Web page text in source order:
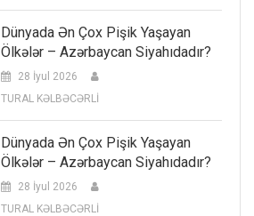
Dünyada Ən Çox Pişik Yaşayan
Ölkələr – Azərbaycan Siyahıdadır?
28 İyul 2026
TURAL KƏLBƏCƏRLİ
Dünyada Ən Çox Pişik Yaşayan
Ölkələr – Azərbaycan Siyahıdadır?
28 İyul 2026
TURAL KƏLBƏCƏRLİ